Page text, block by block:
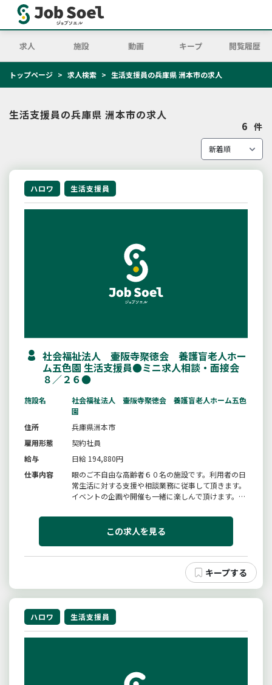
求人 施設 動画 キープ 閲覧履歴
トップページ 求人検索 生活支援員の兵庫県 洲本市の求人
生活支援員の兵庫県 洲本市の求人
6 件
ハロワ 生活支援員
社会福祉法人 壷阪寺聚徳会 養護盲老人ホー
ム五色園 生活支援員●ミニ求人相談・面接会
８／２６●
施設名
社会福祉法人 壷阪寺聚徳会 養護盲老人ホーム五色
園
住所
兵庫県洲本市
雇用形態
契約社員
給与
日給 194,880円
仕事内容
眼のご不自由な高齢者６０名の施設です。利用者の日
常生活に対する支援や相談業務に従事して頂きます。
イベントの企画や開催も一緒に楽しんで頂けます。＊
礎研修を受講」していただきます。＊初心者研修修了
者、介護福祉士、ガイドヘルパー等優遇※まず応募書
この求人を見る
ハロワ 生活支援員